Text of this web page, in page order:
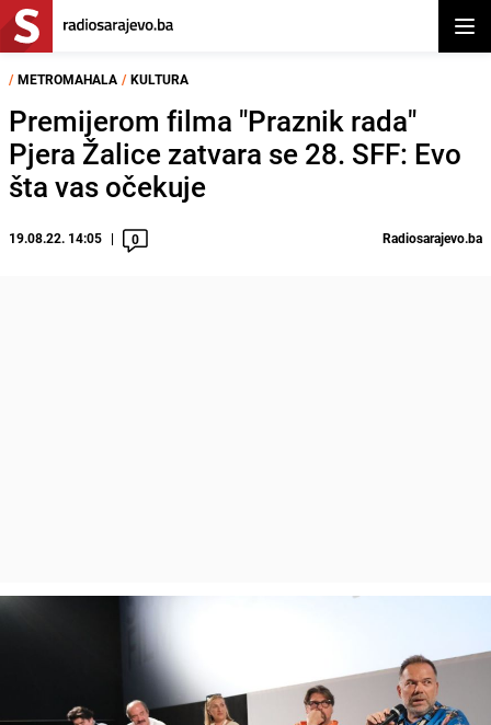
/ METROMAHALA / KULTURA
Premijerom filma "Praznik rada"
Pjera Žalice zatvara se 28. SFF: Evo
šta vas očekuje
19.08.22. 14:05 0 Radiosarajevo.ba